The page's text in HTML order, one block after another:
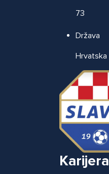
73
Država
Hrvatska
Karijera